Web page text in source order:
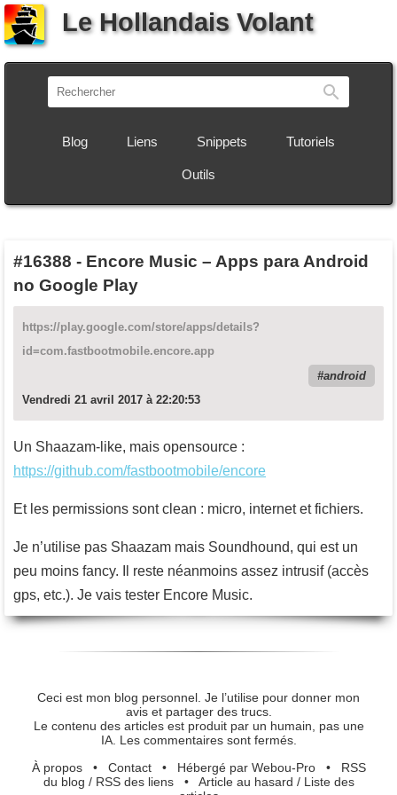
Le Hollandais Volant
Blog Liens Snippets Tutoriels
Outils
#16388 - Encore Music – Apps para Android
no Google Play
https://play.google.com/store/apps/details?
id=com.fastbootmobile.encore.app
android
Vendredi 21 avril 2017 à 22:20:53
Un Shaazam-like, mais opensource :
https://github.com/fastbootmobile/encore
Et les permissions sont clean : micro, internet et fichiers.
Je n’utilise pas Shaazam mais Soundhound, qui est un
peu moins fancy. Il reste néanmoins assez intrusif (accès
gps, etc.). Je vais tester Encore Music.
Ceci est mon blog personnel. Je l’utilise pour donner mon
avis et partager des trucs.
Le contenu des articles est produit par un humain, pas une
IA. Les commentaires sont fermés.
À propos• Contact• Hébergé par Webou-Pro• RSS
du blog / RSS des liens• Article au hasard / Liste des